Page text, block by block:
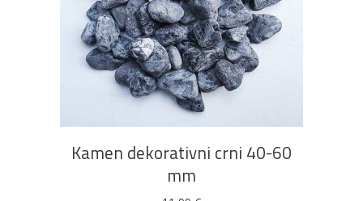
DODAJ U KOŠARICU
Kamen dekorativni crni 40-60
mm